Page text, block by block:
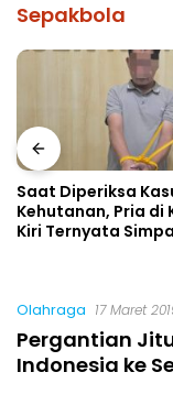
Sepakbola
Saat Diperiksa
Kehutanan, Pria di
Kiri Ternyata
Olahraga 17 Maret
Pergantian
Indonesia ke